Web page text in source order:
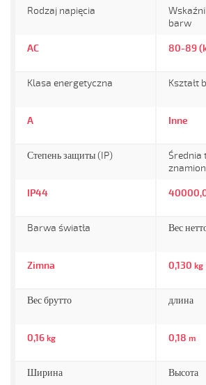
Rodzaj napięcia
AC
barw
80-89
Klasa energetyczna
A
Kształt
Inne
Степень защиты (IP)
IP44
Średnia
Barwa światła
Zimna
Вес
0,130 kg
Вес брутто
0,16 kg
длина
0,18 m
Ширина Высота